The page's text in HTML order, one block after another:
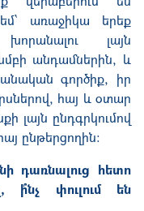
առաջիկա երեք
լայն
անդամներին, և
գործիք, իր
հայ և օտար
լայն ընդգրկումով
ընթերցողին:
դառնալուց հետո
ի՞նչ փուլում են